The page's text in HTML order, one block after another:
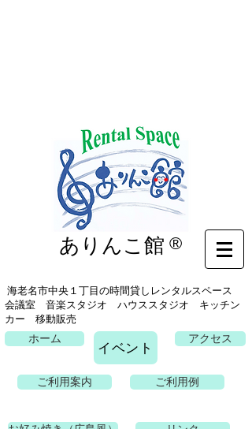
イベント
ありんこ館 ®
海老名市中央１丁目の時間貸しレンタルスペース
会議室 音楽スタジオ ハウススタジオ キッチン
カー 移動販売
ホーム
イベント
アクセス
ご利用案内 ご利用例